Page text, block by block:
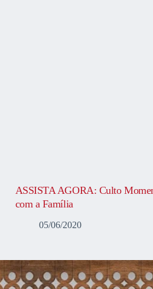
ASSISTA AGORA: Culto
com a Família
05/06/2020